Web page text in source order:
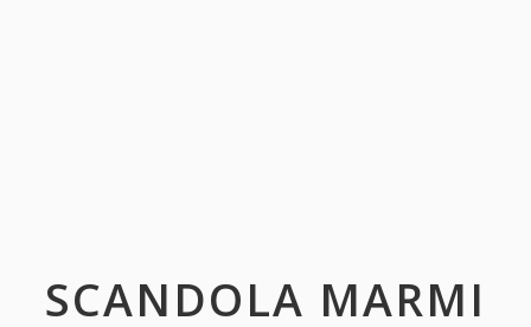
SCANDOLA MARMI